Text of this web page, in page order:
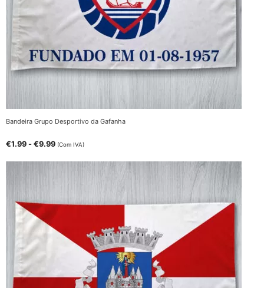
Bandeira Grupo Desportivo da Gafanha
€1.99 - €9.99 (Com IVA)